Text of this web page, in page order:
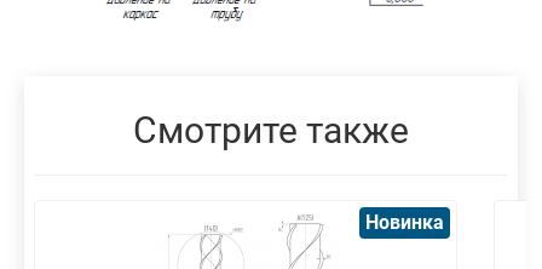
Смотрите также
Новинка